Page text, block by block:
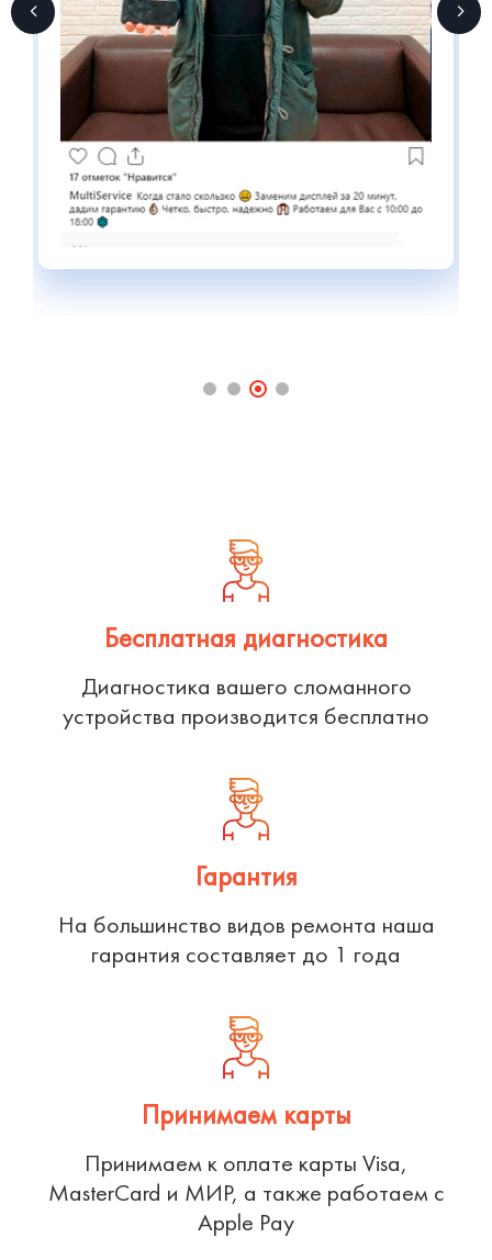
Бесплатная диагностика
Диагностика вашего сломанного
устройства производится бесплатно
Гарантия
На большинство видов ремонта наша
гарантия составляет до 1 года
Принимаем карты
Принимаем к оплате карты Visa,
MasterCard и МИР, а также работаем с
Apple Pay